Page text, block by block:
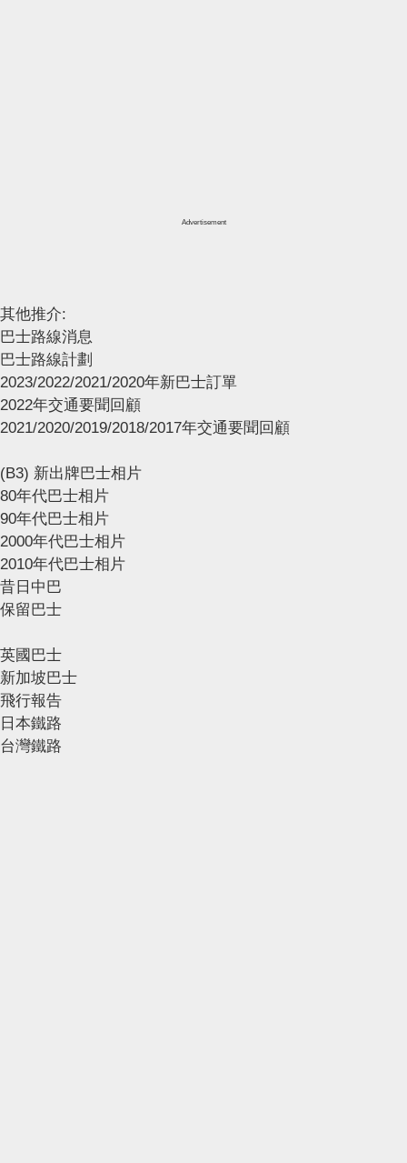
Advertisement
其他推介:
巴士路線消息
巴士路線計劃
2023/2022/2021/2020年新巴士訂單
2022年交通要聞回顧
2021/2020/2019/2018/2017年交通要聞回顧
(B3) 新出牌巴士相片
80年代巴士相片
90年代巴士相片
2000年代巴士相片
2010年代巴士相片
昔日中巴
保留巴士
英國巴士
新加坡巴士
飛行報告
日本鐵路
台灣鐵路